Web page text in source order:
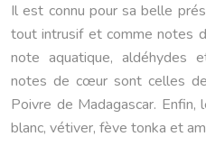
Il est connu pour sa belle
tout intrusif et comme notes
note aquatique, aldéhydes
notes de cœur sont celles
Poivre de Madagascar.
blanc, vétiver, fève tonka et